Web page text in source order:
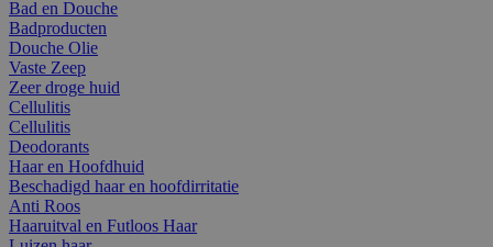
Bad en Douche
Badproducten
Douche Olie
Vaste Zeep
Zeer droge huid
Cellulitis
Cellulitis
Deodorants
Haar en Hoofdhuid
Beschadigd haar en hoofdirritatie
Anti Roos
Haaruitval en Futloos Haar